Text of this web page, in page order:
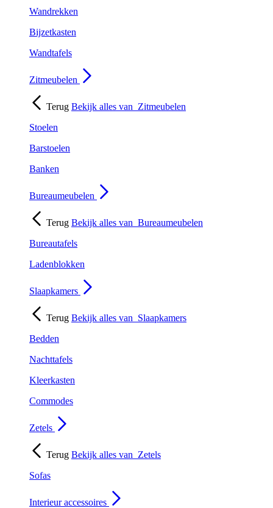
Wandrekken
Bijzetkasten
Wandtafels
Zitmeubelen
Terug Bekijk alles van Zitmeubelen
Stoelen
Barstoelen
Banken
Bureaumeubelen
Terug Bekijk alles van Bureaumeubelen
Bureautafels
Ladenblokken
Slaapkamers
Terug Bekijk alles van Slaapkamers
Bedden
Nachttafels
Kleerkasten
Commodes
Zetels
Terug Bekijk alles van Zetels
Sofas
Interieur accessoires